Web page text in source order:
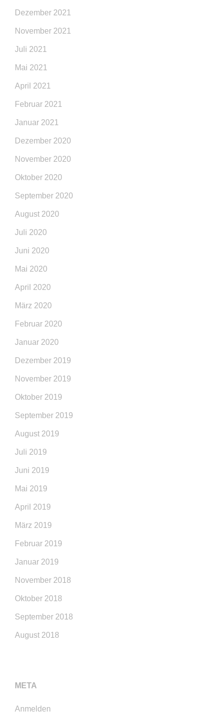
Dezember 2021
November 2021
Juli 2021
Mai 2021
April 2021
Februar 2021
Januar 2021
Dezember 2020
November 2020
Oktober 2020
September 2020
August 2020
Juli 2020
Juni 2020
Mai 2020
April 2020
März 2020
Februar 2020
Januar 2020
Dezember 2019
November 2019
Oktober 2019
September 2019
August 2019
Juli 2019
Juni 2019
Mai 2019
April 2019
März 2019
Februar 2019
Januar 2019
November 2018
Oktober 2018
September 2018
August 2018
META
Anmelden